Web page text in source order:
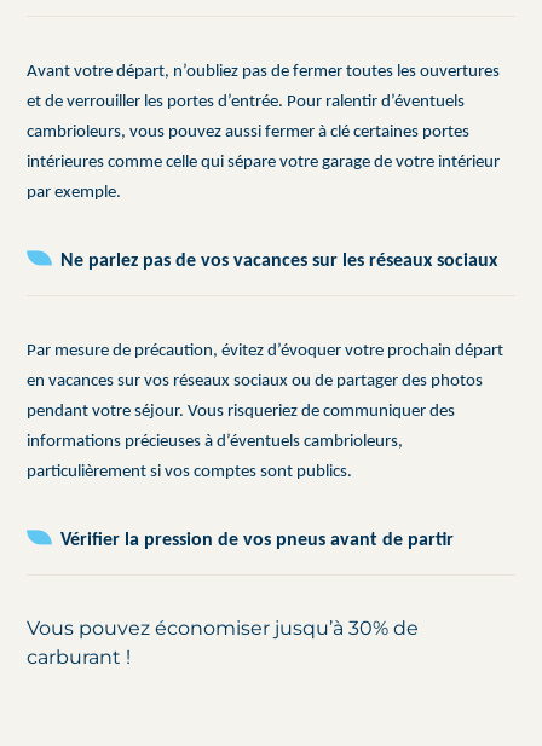
Avant votre départ, n’oubliez pas de fermer toutes les ouvertures
et de verrouiller les portes d’entrée. Pour ralentir d’éventuels
cambrioleurs, vous pouvez aussi fermer à clé certaines portes
intérieures comme celle qui sépare votre garage de votre intérieur
par exemple.
Ne parlez pas de vos vacances sur les réseaux sociaux
Par mesure de précaution, évitez d’évoquer votre prochain départ
en vacances sur vos réseaux sociaux ou de partager des photos
pendant votre séjour. Vous risqueriez de communiquer des
informations précieuses à d’éventuels cambrioleurs,
particulièrement si vos comptes sont publics.
Vérifier la pression de vos pneus avant de partir
Vous pouvez économiser jusqu’à 30% de
carburant !